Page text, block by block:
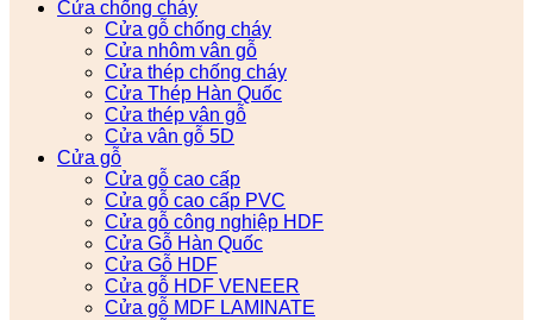
Cửa chống cháy
Cửa gỗ chống cháy
Cửa nhôm vân gỗ
Cửa thép chống cháy
Cửa Thép Hàn Quốc
Cửa thép vân gỗ
Cửa vân gỗ 5D
Cửa gỗ
Cửa gỗ cao cấp
Cửa gỗ cao cấp PVC
Cửa gỗ công nghiệp HDF
Cửa Gỗ Hàn Quốc
Cửa Gỗ HDF
Cửa gỗ HDF VENEER
Cửa gỗ MDF LAMINATE